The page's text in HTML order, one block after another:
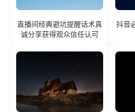
直播间经典避坑提醒话术真
诚分享获得观众信任认可
抖音